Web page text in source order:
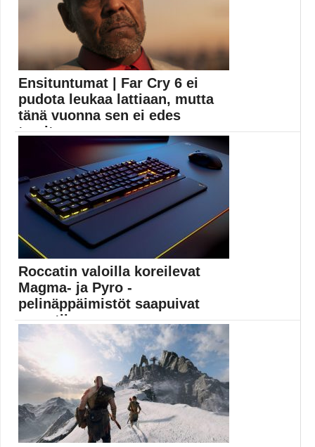
Ensituntumat | Far Cry 6 ei
pudota leukaa lattiaan, mutta
tänä vuonna sen ei edes
tarvitse
Far Cry 6 julkaistaan PC:lle (Windows), PlayStation
Far Cry
Roccatin valoilla koreilevat
Magma- ja Pyro -
pelinäppäimistöt saapuivat
myyntiin
Roccatin pelinäppäimistömalliston uusimmat jäsenet
ovat saapuneet myytiin. Kalvokupukytkimiin...
pelinäppäimistöt